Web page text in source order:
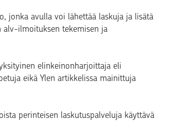
jonka avulla voi lähettää laskuja ja lisätä
alv-ilmoituksen tekemisen ja
elinkeinonharjoittaja eli
eikä Ylen artikkelissa mainittuja
perinteisen laskutuspalveluja käyttävä